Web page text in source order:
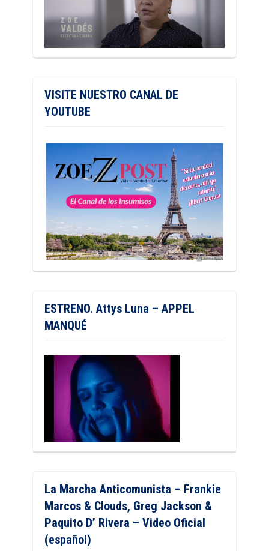
VISITE NUESTRO CANAL DE
YOUTUBE
ESTRENO. Attys Luna – APPEL
MANQUÉ
La Marcha Anticomunista – Frankie
Marcos & Clouds, Greg Jackson &
Paquito D’ Rivera – Video Oficial
(español)